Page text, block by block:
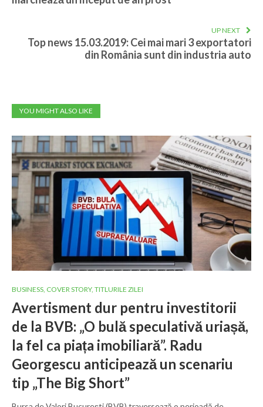
UP NEXT
Top news 15.03.2019: Cei mai mari 3 exportatori
din România sunt din industria auto
YOU MIGHT ALSO LIKE
BUSINESS, COVER STORY, TITLURILE ZILEI
Avertisment dur pentru investitorii
de la BVB: „O bulă speculativă uriașă,
la fel ca piața imobiliară”. Radu
Georgescu anticipează un scenariu
tip „The Big Short”